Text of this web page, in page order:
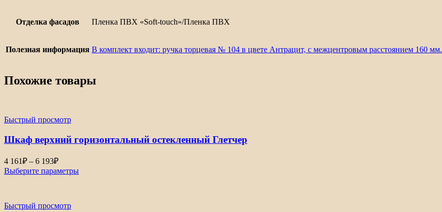
Отделка фасадов Пленка ПВХ «Soft-touch»/Пленка ПВХ
Полезная информация В комплект входит: ручка торцевая № 104 в цвете Антрацит, с межцентровым расстоянием 160 мм.
Похожие товары
Быстрый просмотр
Шкаф верхний горизонтальный остекленный Глетчер
4 161₽ – 6 193₽Диапазон
цен:
4
6
Выберите параметры
Быстрый просмотр